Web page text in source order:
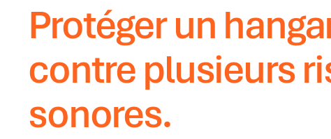
Protéger un
contre plusieurs
sonores.